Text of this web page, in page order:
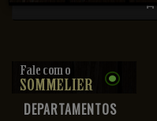
DEPARTAMENTOS